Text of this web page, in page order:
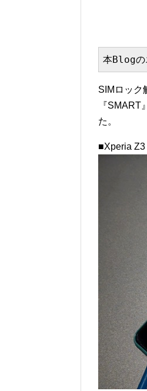
本Blogの
SIMロック
『
た。
■Xperia